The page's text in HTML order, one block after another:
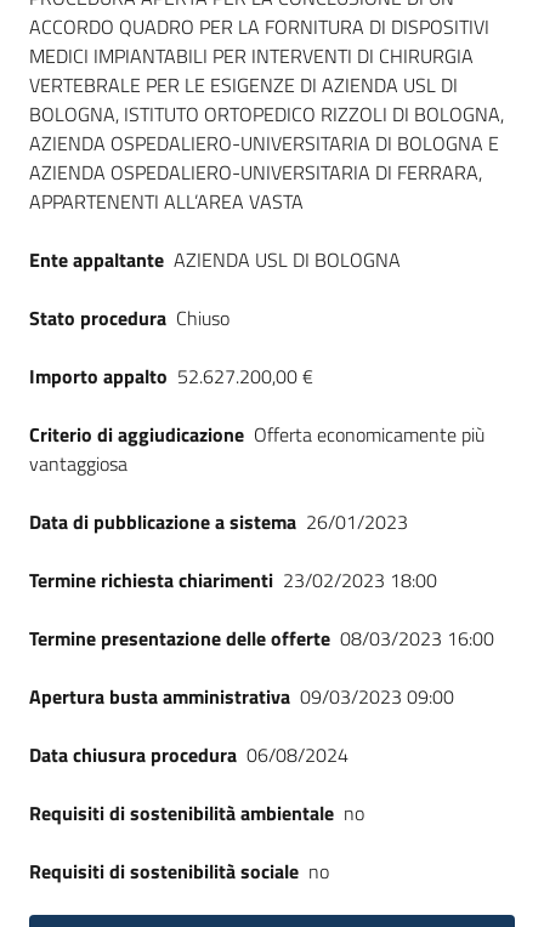
English
site
Seguici
ACCORDO QUADRO PER LA FORNITURA DI DISPOSITIVI
MEDICI IMPIANTABILI PER INTERVENTI DI CHIRURGIA
VERTEBRALE PER LE ESIGENZE DI AZIENDA USL DI
BOLOGNA, ISTITUTO ORTOPEDICO RIZZOLI DI BOLOGNA,
AZIENDA OSPEDALIERO-UNIVERSITARIA DI BOLOGNA E
AZIENDA OSPEDALIERO-UNIVERSITARIA DI FERRARA,
APPARTENENTI ALL’AREA VASTA
Ente appaltante AZIENDA USL DI BOLOGNA
Stato procedura Chiuso
Importo appalto 52.627.200,00 €
Criterio di aggiudicazione Offerta economicamente più
vantaggiosa
Data di pubblicazione a sistema 26/01/2023
Termine richiesta chiarimenti 23/02/2023 18:00
Termine presentazione delle offerte 08/03/2023 16:00
Apertura busta amministrativa 09/03/2023 09:00
Data chiusura procedura 06/08/2024
Requisiti di sostenibilità ambientale no
Requisiti di sostenibilità sociale no